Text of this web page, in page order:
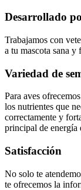
Desarrollado
Trabajamos con
a tu mascota sana y
Variedad de
Para aves
los nutrientes que
correctamente y
principal de energía
Satisfacción
No solo te
te ofrecemos la